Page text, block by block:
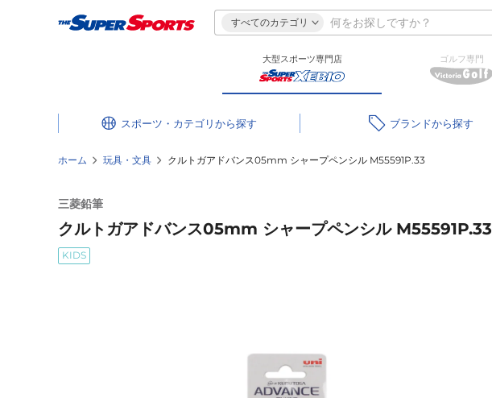
すべてのカテゴリ
大型スポーツ専門店 ゴルフ専門
スポーツ・カテゴリ ブランド
ホーム 玩具・文具 クルトガアドバンス05mm シャープペンシル M55591P.33
三菱鉛筆
クルトガアドバンス05mm シャープペンシル M55591P.33
KIDS